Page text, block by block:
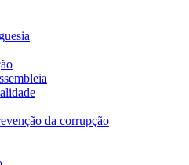
da corrupção